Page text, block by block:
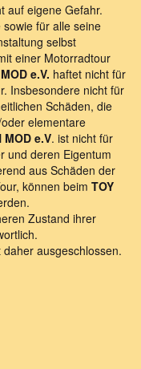
auf eigene Gefahr.
für alle seine
selbst
einer Motorradtour
e.V. haftet nicht für
Insbesondere nicht für
Schäden, die
elementare
MOD e.V. ist nicht für
und deren Eigentum
aus Schäden der
können beim TOY
Zustand ihrer
daher ausgeschlossen.